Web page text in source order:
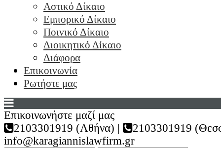
Αστικό Δίκαιο
Εμπορικό Δίκαιο
Ποινικό Δίκαιο
Διοικητικό Δίκαιο
Διάφορα
Επικοινωνία
Ρωτήστε μας
Επικοινωνήστε μαζί μας
2103301919 (Αθήνα) |
2103301919
info@karagiannislawfirm.gr